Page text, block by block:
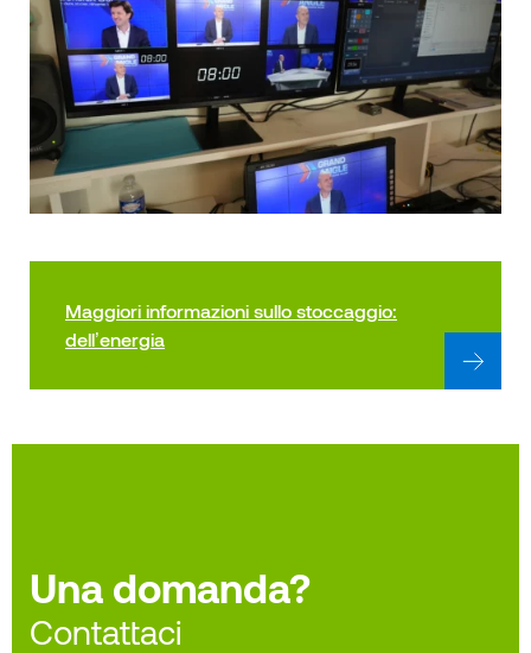
Maggiori informazioni sullo stoccaggio:
dell’energia
Una domanda?
Contattaci